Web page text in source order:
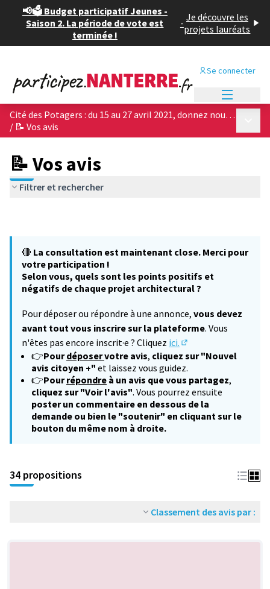
📢🗳️ Budget participatif Jeunes -
Saison 2. La période de vote est
terminée !
- Je découvre les
projets lauréats
Se connecter
Cité des Potagers : du 15 au 27 avril 2021, donnez nous votre avis sur les 4 projets architecturaux !
/ 📝 Vos avis
📝 Vos avis
Filtrer et rechercher
🔴 La consultation est maintenant close. Merci pour
votre participation !
Selon vous, quels sont les points positifs et
négatifs de chaque projet architectural ?
Pour déposer ou répondre à une annonce, vous devez
avant tout vous inscrire sur la plateforme. Vous
n'êtes pas encore inscrit·e ? Cliquez ici.
(S'ouvre dans un
👉Pourdéposervotre avis, cliquez sur "Nouvel
avis citoyen +" et laissez vous guidez.
👉Pourrépondre à un avis que vous partagez,
cliquez sur "Voir l'avis". Vous pourrez ensuite
poster un commentaire en dessous de la
demande ou bien le "soutenir" en cliquant sur le
bouton du même nom à droite.
34 propositions
Classement des avis par :